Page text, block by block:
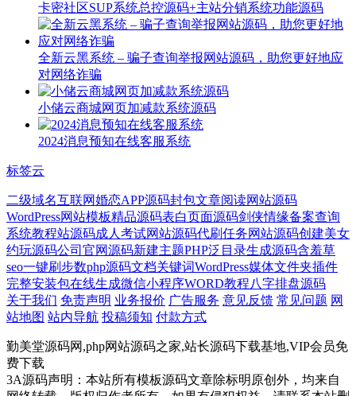
卡密社区SUP系统总控源码+主站分销系统功能源码
全新云黑系统 – 骗子查询举报网站源码，助您更好地应
对网络诈骗
小储云商城网页加减款系统源码
2024消息预知在线客服系统
标签云
二级域名互联网婚恋APP源码封包文章阅读网站源码
WordPress网站模板精品源码表白页面源码剑侠情缘备案查询
系统教程站源码成人考试网站源码代刷任务网站源码创建美女
约玩源码公司官网源码新建主题PHP泛目录生成源码含羞草
seo一键刷步数php源码文档关键词WordPress媒体文件夹插件
完整安装包在线生成微信小程序WORD教程八字排盘源码
关于我们 免责声明 业务报价 广告服务 意见反馈 常见问题 网
站地图 站内导航 投稿须知 付款方式
勤美堂源码网,php网站源码之家,站长源码下载基地,VIP会员免
费下载
3A源码声明：本站所有模板源码文章除标明原创外，均来自